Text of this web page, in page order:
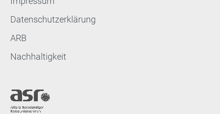
Datenschutzerklärung
ARB
Nachhaltigkeit